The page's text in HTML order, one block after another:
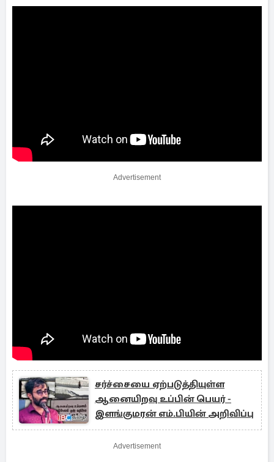
Advertisement
சர்ச்சையை ஏற்படுத்தியுள்ள
ஆனையிறவு உப்பின் பெயர் -
இளங்குமரன் எம்.பியின் அறிவிப்பு
Advertisement